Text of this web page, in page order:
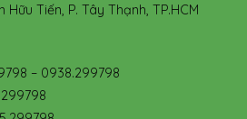
Hữu Tiến, P. Tây Thạnh, TP.HCM
– 0938.299798